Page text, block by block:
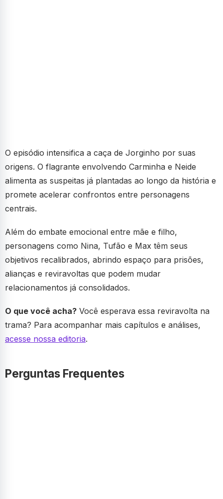
O episódio intensifica a caça de Jorginho por suas
origens. O flagrante envolvendo Carminha e Neide
alimenta as suspeitas já plantadas ao longo da história e
promete acelerar confrontos entre personagens
centrais.
Além do embate emocional entre mãe e filho,
personagens como Nina, Tufão e Max têm seus
objetivos recalibrados, abrindo espaço para prisões,
alianças e reviravoltas que podem mudar
relacionamentos já consolidados.
O que você acha? Você esperava essa reviravolta na
trama? Para acompanhar mais capítulos e análises,
acesse nossa editoria.
Perguntas Frequentes